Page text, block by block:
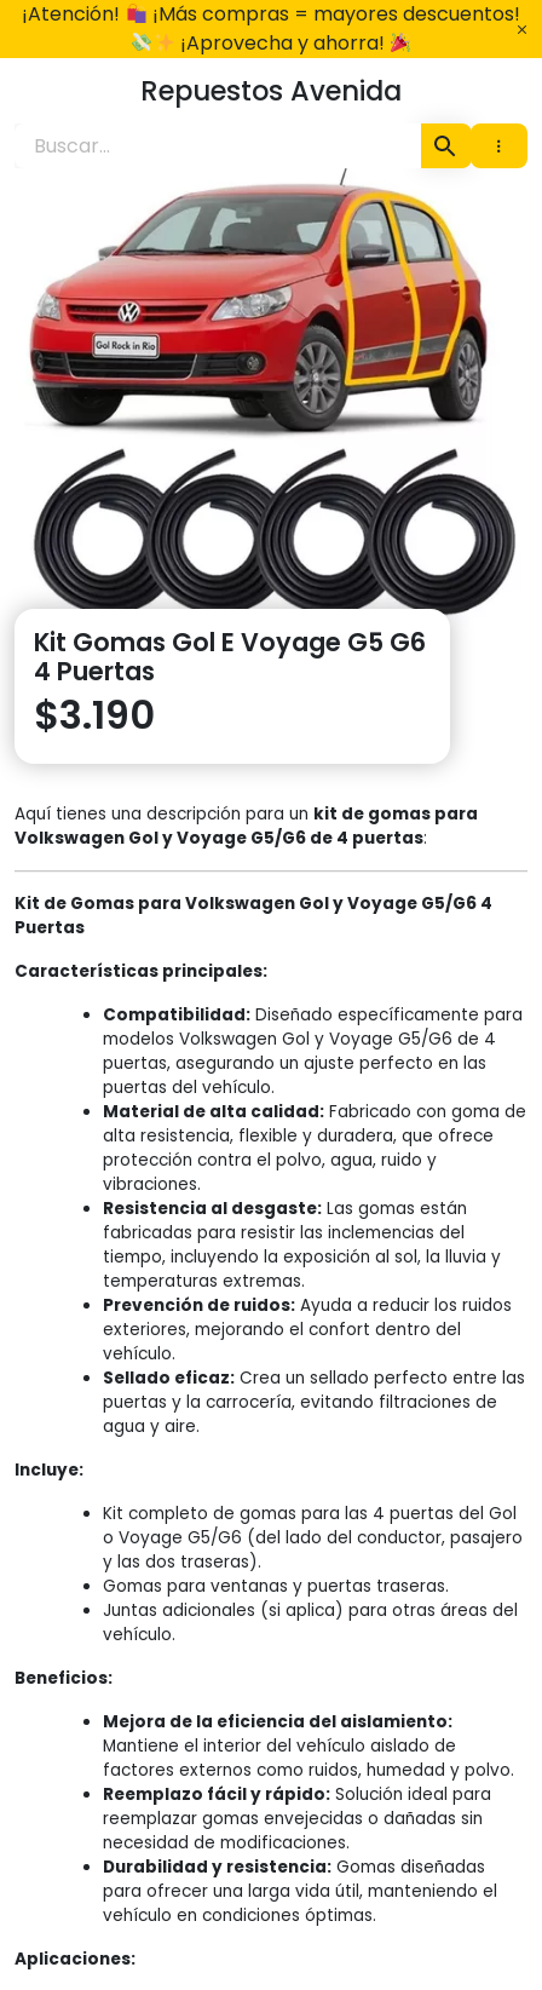
¡Atención!
¡Más compras = mayores descuentos!
¡Aprovecha y ahorra!
Repuestos Avenida
Kit Gomas Gol E Voyage G5 G6
4 Puertas
$3.190
Aquí tienes una descripción para un kit de gomas para
Volkswagen Gol y Voyage G5/G6 de 4 puertas:
Kit de Gomas para Volkswagen Gol y Voyage G5/G6 4
Puertas
Características principales:
Compatibilidad:Diseñado específicamente para
modelos Volkswagen Gol y Voyage G5/G6 de 4
puertas, asegurando un ajuste perfecto en las
puertas del vehículo.
Material de alta calidad:Fabricado con goma de
alta resistencia, flexible y duradera, que ofrece
protección contra el polvo, agua, ruido y
vibraciones.
Resistencia al desgaste:Las gomas están
fabricadas para resistir las inclemencias del
tiempo, incluyendo la exposición al sol, la lluvia y
temperaturas extremas.
Prevención de ruidos:Ayuda a reducir los ruidos
exteriores, mejorando el confort dentro del
vehículo.
Sellado eficaz:Crea un sellado perfecto entre las
puertas y la carrocería, evitando filtraciones de
agua y aire.
Incluye:
Kit completo de gomas para las 4 puertas del Gol
o Voyage G5/G6 (del lado del conductor, pasajero
y las dos traseras).
Gomas para ventanas y puertas traseras.
Juntas adicionales (si aplica) para otras áreas del
vehículo.
Beneficios:
Mejora de la eficiencia del aislamiento:
Mantiene el interior del vehículo aislado de
factores externos como ruidos, humedad y polvo.
Reemplazo fácil y rápido:Solución ideal para
reemplazar gomas envejecidas o dañadas sin
necesidad de modificaciones.
Durabilidad y resistencia:Gomas diseñadas
para ofrecer una larga vida útil, manteniendo el
vehículo en condiciones óptimas.
Aplicaciones: